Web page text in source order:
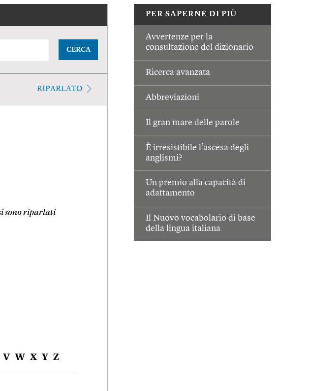
PER SAPERNE DI PIÙ
Avvertenze per la
consultazione del dizionario
Ricerca avanzata
Abbreviazioni
Il gran mare delle parole
È irresistibile l’ascesa degli
anglismi?
Un premio alla capacità di
adattamento
Il Nuovo vocabolario di base
della lingua italiana
CERCA
RIPARLATO
sono riparlati
V W X Y Z